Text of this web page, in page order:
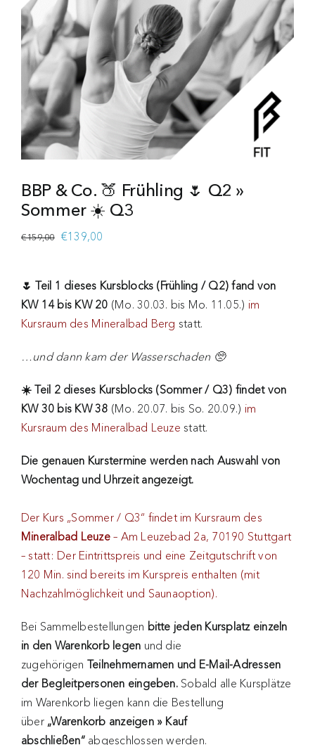
BBP & Co. 🍑 Frühling 🌷 Q2 »
Sommer ☀️ Q3
€159,00 Ursprünglicher
€159,00
€139,00
€139,00.
🌷 Teil 1 dieses Kursblocks (Frühling / Q2) fand von
KW 14 bis KW 20 (Mo. 30.03. bis Mo. 11.05.) im
Kursraum des Mineralbad Berg statt.
…und dann kam der Wasserschaden 🥺
☀️ Teil 2 dieses Kursblocks (Sommer / Q3) findet von
KW 30 bis KW 38 (Mo. 20.07. bis So. 20.09.) im
Kursraum des Mineralbad Leuze statt.
Die genauen Kurstermine werden nach Auswahl von
Wochentag und Uhrzeit angezeigt.
Der Kurs „Sommer / Q3“ findet im Kursraum des
Mineralbad Leuze– Am Leuzebad 2a, 70190 Stuttgart
– statt: Der Eintrittspreis und eine Zeitgutschrift von
120 Min. sind bereits im Kurspreis enthalten (mit
Nachzahlmöglichkeit und Saunaoption).
Bei Sammelbestellungen bitte jeden Kursplatz einzeln
in den Warenkorb legen und die
zugehörigen Teilnehmernamen und E-Mail-Adressen
der Begleitpersonen eingeben.Sobald alle Kursplätze
im Warenkorb liegen kann die Bestellung
über „Warenkorb anzeigen » Kauf
abschließen“abgeschlossen werden.